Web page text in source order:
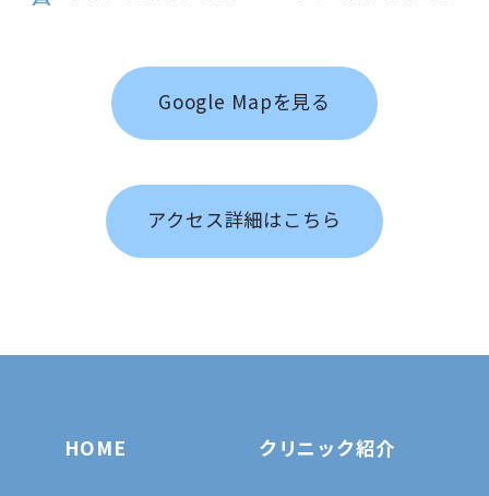
Google Mapを見る
アクセス詳細はこちら
HOME クリニック紹介